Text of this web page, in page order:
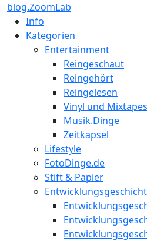
blog.ZoomLab
ZoomLab
//
Info
Kategorien
Entertainment
Reingeschaut
Reingehört
Reingelesen
Vinyl und Mixtapes
Musik.Dinge
Zeitkapsel
Lifestyle
FotoDinge.de
Stift & Papier